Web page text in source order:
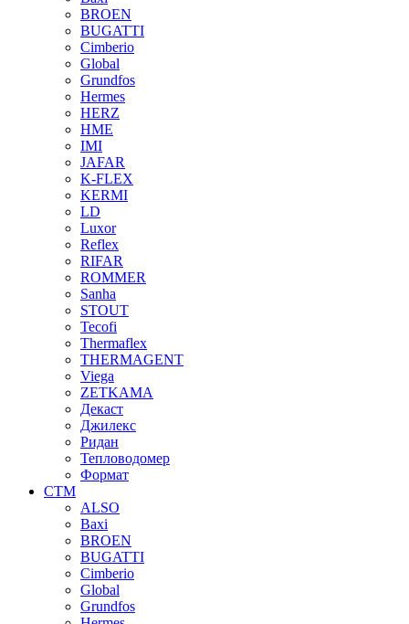
BROEN
BUGATTI
Cimberio
Global
Grundfos
Hermes
HERZ
HME
IMI
JAFAR
K-FLEX
KERMI
LD
Luxor
Reflex
RIFAR
ROMMER
Sanha
STOUT
Tecofi
Thermaflex
THERMAGENT
Viega
ZETKAMA
Декаст
Джилекс
Ридан
Тепловодомер
Формат
СТМ
ALSO
Baxi
BROEN
BUGATTI
Cimberio
Global
Grundfos